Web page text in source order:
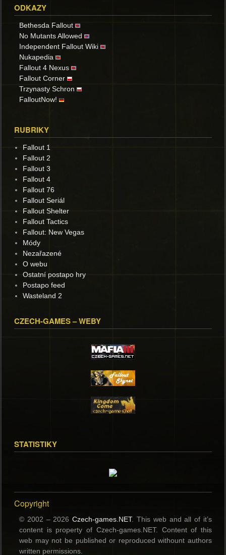
ODKAZY
Bethesda Fallout
No Mutants Allowed
Independent Fallout Wiki
Nukapedia
Fallout 4 Nexus
Fallout Corner
Trzynasty Schron
FalloutNow!
RUBRIKY
Fallout 1
Fallout 2
Fallout 3
Fallout 4
Fallout 76
Fallout Seriál
Fallout Shelter
Fallout Tactics
Fallout: New Vegas
Módy
Nezařazené
O webu
Ostatní postapo hry
Postapo feed
Wasteland 2
CZECH-GAMES – WEBY
STATISTIKY
Copyright
© 2002 – 2026Czech-games.NET. This web and all of it’s
content is property of Czech-games.NET. Content of this
web may not be published or reproduced withount authors
written permissions.